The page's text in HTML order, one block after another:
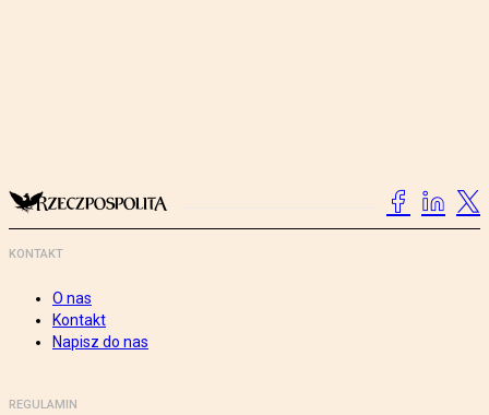
KONTAKT
O nas
Kontakt
Napisz do nas
REGULAMIN